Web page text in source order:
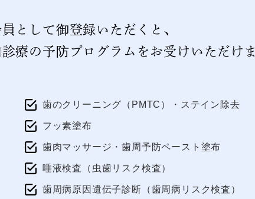
として御登録いただくと、
療の予防プログラムをお受けいただけま
歯のクリーニング（PMTC）・ステイン除去
フッ素塗布
歯肉マッサージ・歯周予防ペースト塗布
唾液検査（虫歯リスク検査）
歯周病原因遺伝子診断（歯周病リスク検査）